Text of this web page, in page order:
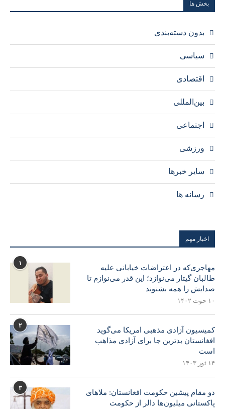
بخش ها
بدون دسته‌بندی
سیاسی
اقتصادی
بین‌المللی
اجتماعی
ورزشی
سایر خبرها
رسانه ها
اخبار مهم
۱
مهاجری‌که در اعتراضات خیابانی علیه
طالبان گیتار می‌نوازد؛ این قدر می‌نوازم تا
صدایش را همه بشنوند
۱۰ حوت ۱۴۰۲
۲
کمیسیون آزادی مذهبی امریکا می‌گوید
افغانستان بدترین جا برای آزادی مذاهب
است
۱۴ ثور ۱۴۰۳
۳
دو مقام پیشین حکومت افغانستان: ملاهای
پاکستانی میلیون‌ها دالر از حکومت